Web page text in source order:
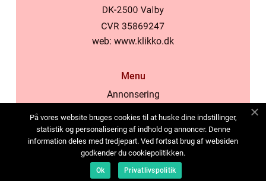
web: www.klikko.dk
Menu
Annonsering
Cookies
Kontakta oss
Sitemap
På vores website bruges cookies til at huske dine indstillinger,
statistik og personalisering af indhold og annoncer. Denne
information deles med tredjepart. Ved fortsat brug af websiden
godkender du cookiepolitikken.
Ok Privatlivspolitik